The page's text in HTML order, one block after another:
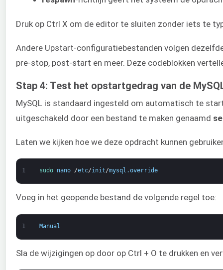
Druk op Ctrl X om de editor te sluiten zonder iets te
Andere Upstart-configuratiebestanden volgen
pre-stop, post-start en meer. Deze codeblokken
Stap 4: Test het opstartgedrag van de
MySQL is standaard ingesteld om automatisch te
uitgeschakeld door een bestand te maken genaamd
Laten we kijken hoe we deze opdracht kunnen
1 sudo nano /etc/init/mysql .override
Voeg in het geopende bestand de volgende regel toe:
1 Manual
Sla de wijzigingen op door op Ctrl + O te drukken en